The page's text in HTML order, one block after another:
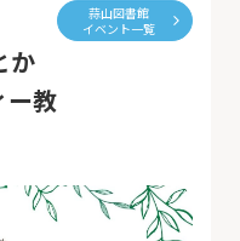
か
教
蒜山図書館
イベント一覧